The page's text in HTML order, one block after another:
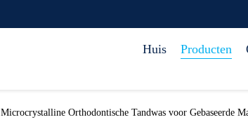
Huis Producten
Microcrystalline Orthodontische Tandwas voor Gebaseerde